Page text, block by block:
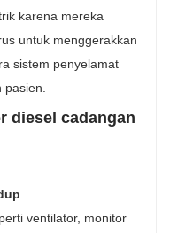
karena mereka
untuk menggerakkan
sistem penyelamat
diesel cadangan
ventilator, monitor